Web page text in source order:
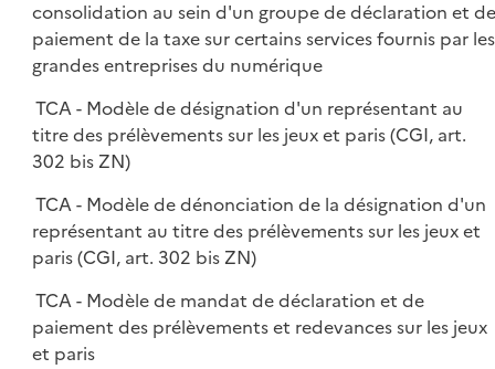
consolidation au sein d'un groupe de déclaration et de
paiement de la taxe sur certains services fournis par les
grandes entreprises du numérique
TCA - Modèle de désignation d'un représentant au
titre des prélèvements sur les jeux et paris (CGI, art.
302 bis ZN)
TCA - Modèle de dénonciation de la désignation d'un
représentant au titre des prélèvements sur les jeux et
paris (CGI, art. 302 bis ZN)
TCA - Modèle de mandat de déclaration et de
paiement des prélèvements et redevances sur les jeux
et paris